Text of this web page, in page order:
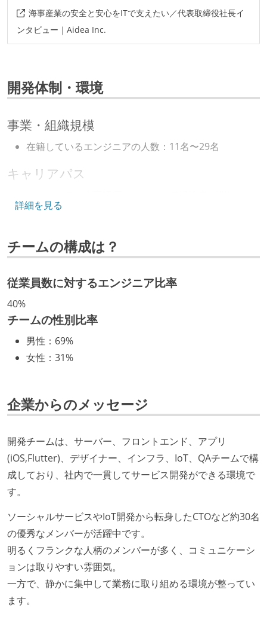
プロジェクト管理
github
jira
その他
dragonfly
github-actions
prometheus
その他、現場で使われている技術
言語
java
javascript kotlin swift
データベース
mysql
flutter3
kubernetes-engine
海事産業の安全と安心をITで支えたい／代表取締役社長イ
ンタビュー｜Aidea Inc.
開発体制・環境
事業・組織規模
在籍しているエンジニアの人数：11名〜29名
キャリアパス
いる
技術カルチャー
CTO またはそれに準じる、技術やワークフローの標準
化を行う役割の人・部門が存在する
取締役（社内）または執行役員として、エンジニアリ
経営トップがエンジニア出身、または現役のエンジニ
アである
任で好きなものを使うことができる
参加している
タスクの見積もりは、実装を担当するメンバーが中心
となって行う
ながら、納期または盛り込む機能を柔軟に調整する形
で行う
コード品質向上のための取り組み
本番にデプロイされるコードには、全てコードレビュ
ーまたはペアプログラミングを実施している
「リファクタリングは随時行われるべき」という価値
詳細を見る
チームの構成は？
従業員数に対するエンジニア比率
40%
チームの性別比率
男性 ： 69%
女性 ： 31%
企業からのメッセージ
開発チームは、サーバー、フロントエンド、アプリ
(iOS,Flutter)、デザイナー、インフラ、IoT、QAチームで構
成しており、社内で一貫してサービス開発ができる環境で
す。
ソーシャルサービスやIoT開発から転身したCTOなど約30名
の優秀なメンバーが活躍中です。
明るくフランクな人柄のメンバーが多く、コミュニケーシ
ョンは取りやすい雰囲気。
一方で、静かに集中して業務に取り組める環境が整ってい
ます。